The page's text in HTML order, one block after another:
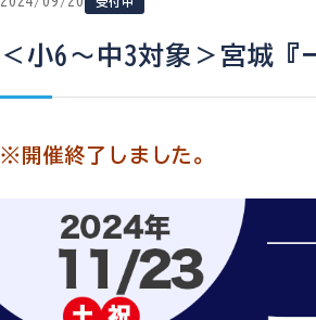
＜小6〜中3対象＞宮城
※開催終了しました。